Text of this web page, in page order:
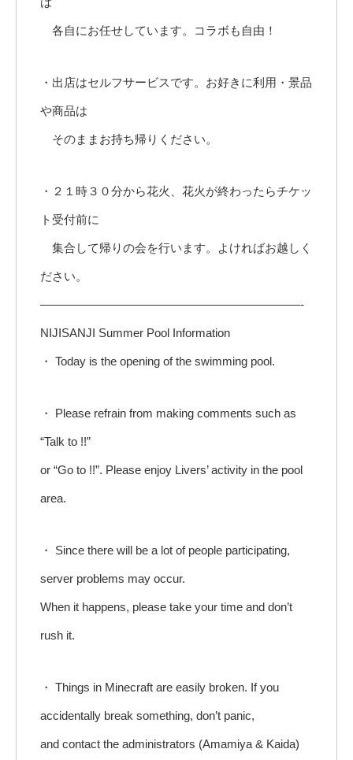
各自にお任せしています。コラボも自由！
・出店はセルフサービスです。お好きに利用・景品
や商品は
そのままお持ち帰りください。
・２１時３０分から花火、花火が終わったらチケッ
ト受付前に
集合して帰りの会を行います。よければお越しく
ださい。
——————————————————————-
NIJISANJI Summer Pool Information
・ Today is the opening of the swimming pool.
・ Please refrain from making comments such as
“Talk to !!”
or “Go to !!”. Please enjoy Livers’ activity in the pool
area.
・ Since there will be a lot of people participating,
server problems may occur.
When it happens, please take your time and don’t
rush it.
・ Things in Minecraft are easily broken. If you
accidentally break something, don’t panic,
and contact the administrators (Amamiya & Kaida)